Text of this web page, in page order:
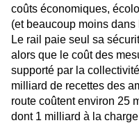
coûts économiques,
(et beaucoup moins
Le rail paie seul sa
alors que le coût des
supporté par la
milliard de recettes des
route coûtent environ 25
dont 1 milliard à la